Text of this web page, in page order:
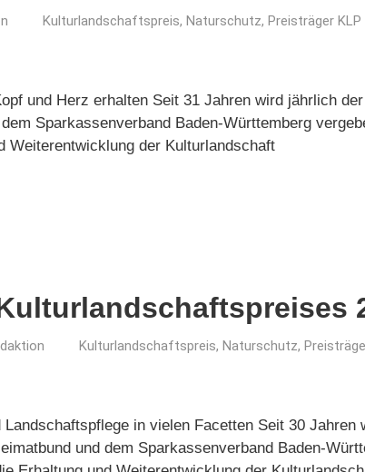
Kulturlandschaftspreis, Naturschutz, Preisträger KLP
und Herz erhalten Seit 31 Jahren wird jährlich
Sparkassenverband Baden-Württemberg
Weiterentwicklung der Kulturlandschaft
Kulturlandschaftspreis, Naturschutz,
Landschaftspflege in vielen Facetten Seit 30
und dem Sparkassenverband Baden-